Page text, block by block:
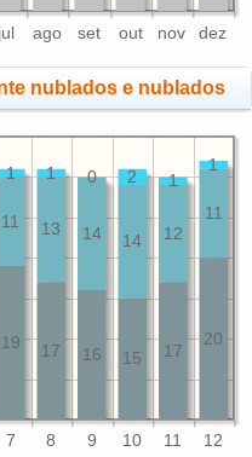
jul ago set out nov dez
nublados e nublados
7 8 9 10 11 12
20
17
15
16
17
19
11
12
14
14
13
11
1
1
2
0
1
1